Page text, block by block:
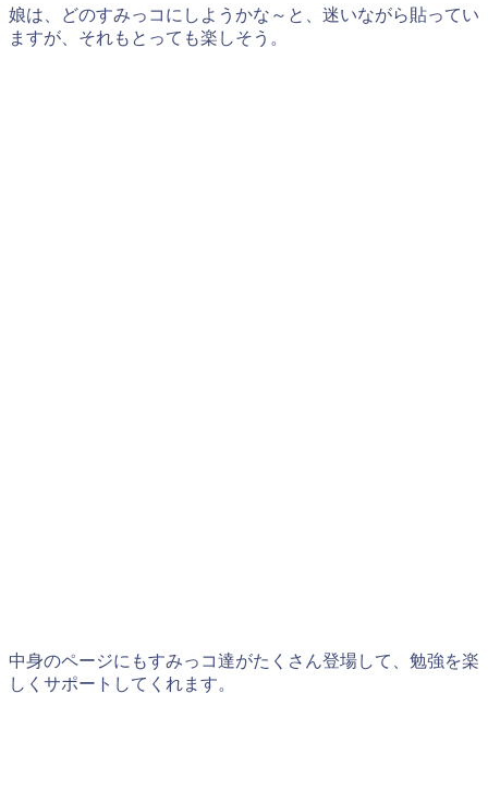
娘は、どのすみっコにしようかな～と、迷いながら貼ってい
ますが、それもとっても楽しそう。
中身のページにもすみっコ達がたくさん登場して、勉強を楽
しくサポートしてくれます。